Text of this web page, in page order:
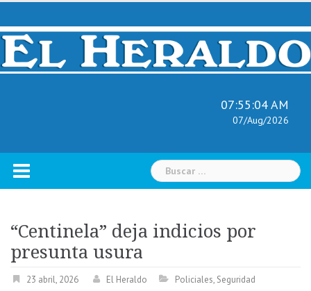
Skip
content
07:55:05 AM
07/Aug/2026
Buscar:
“Centinela” deja indicios por
presunta usura
23 abril, 2026 El Heraldo Policiales, Seguridad